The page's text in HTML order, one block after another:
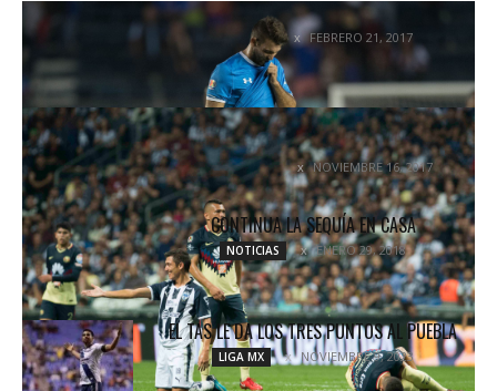
CRUZ AZUL Y LAS MALDICIONES
NOTICIAS FEBRERO 21, 2017
COPA MX, EL PRIMER FRACASO DEL PIOJO
HERRERA
COLUMNETAS NOVIEMBRE 16, 2017
CONTINUA LA SEQUÍA EN CASA
NOTICIAS ENERO 29, 2018
EL TAS LE DA LOS TRES PUNTOS AL PUEBLA
LIGA MX NOVIEMBRE 9, 2023